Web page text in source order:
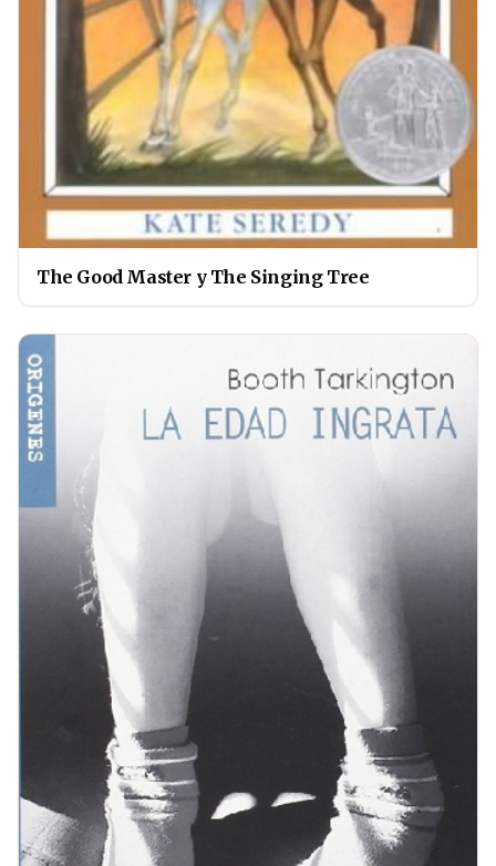
The Good Master y The Singing Tree